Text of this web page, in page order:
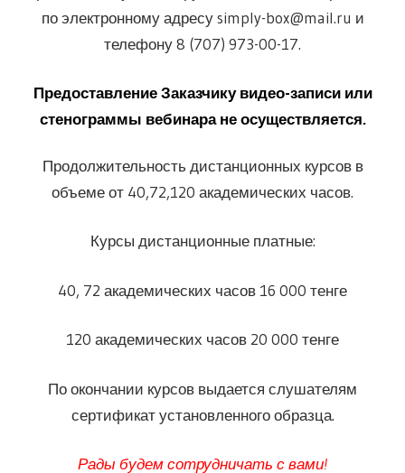
по электронному адресу simply-box@mail.ru и
телефону 8 (707) 973-00-17.
Предоставление Заказчику видео-записи или
стенограммы вебинара не осуществляется.
Продолжительность дистанционных курсов в
объеме от 40,72,120 академических часов.
Курсы дистанционные платные:
40, 72 академических часов 16 000 тенге
120 академических часов 20 000 тенге
По окончании курсов выдается слушателям
сертификат установленного образца.
Рады будем сотрудничать с вами!